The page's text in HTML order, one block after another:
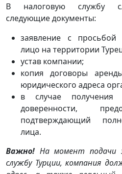
В налоговую службу
следующие документы:
заявление с просьбой
лицо на территории
устав компании;
копия договоры
юридического адреса
в случае
доверенности,
подтверждающий
лица.
Важно! На момент подачи
службу Турции, компания